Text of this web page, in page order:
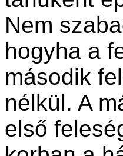
Nem
hogyha a
második
nélkül. A
első